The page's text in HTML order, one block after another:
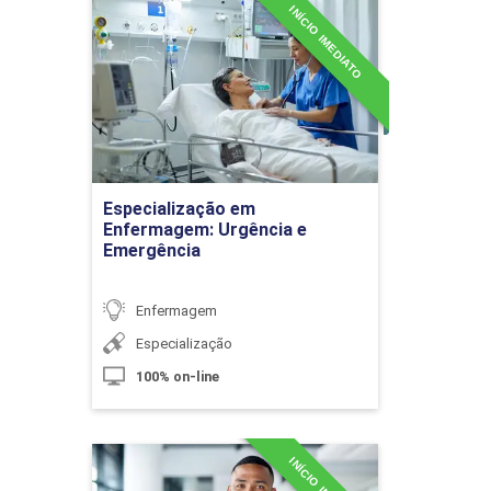
Intervenções de Enfermagem à
Pessoa com Manifestações de
Demência, Comportamento
decorrente de Esquizofrenia e outros
Transtornos
O Enfermeiro no Serviço de
Especialização em
Enfermagem: Urgência e
Emergência
INÍCIO IMEDIATO
Enfermagem
Especialização
100% on-line
Especialização em
Enfermagem: Urgência e
Emergência
Detalhes do curso
Especialização em